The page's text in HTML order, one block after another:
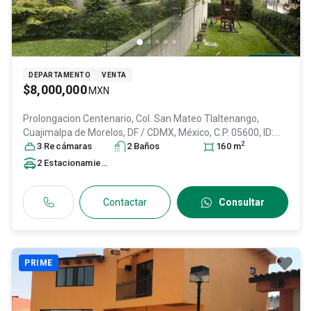
DEPARTAMENTO VENTA
$8,000,000 MXN
Prolongacion Centenario, Col. San Mateo Tlaltenango,
Cuajimalpa de Morelos, DF / CDMX, México, C.P. 05600, ID:
31394173
3 Recámaras 2 Baños 160 m2
2 Estacionamiento
Contactar Consultar
PRIME